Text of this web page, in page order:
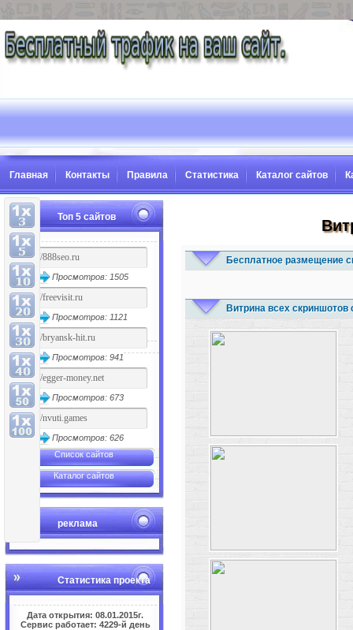
Главная Контакты Правила Статистика Каталог сайтов
Топ 5 сайтов
Просмотров: 1505
Просмотров: 1121
Просмотров: 941
Просмотров: 673
Просмотров: 626
Список сайтов
Каталог сайтов
реклама
Статистика проекта
Дата открытия: 08.01.2015г.
Сервис работает: 4229-й день
Бесплатное размещение
Витрина всех скриншотов